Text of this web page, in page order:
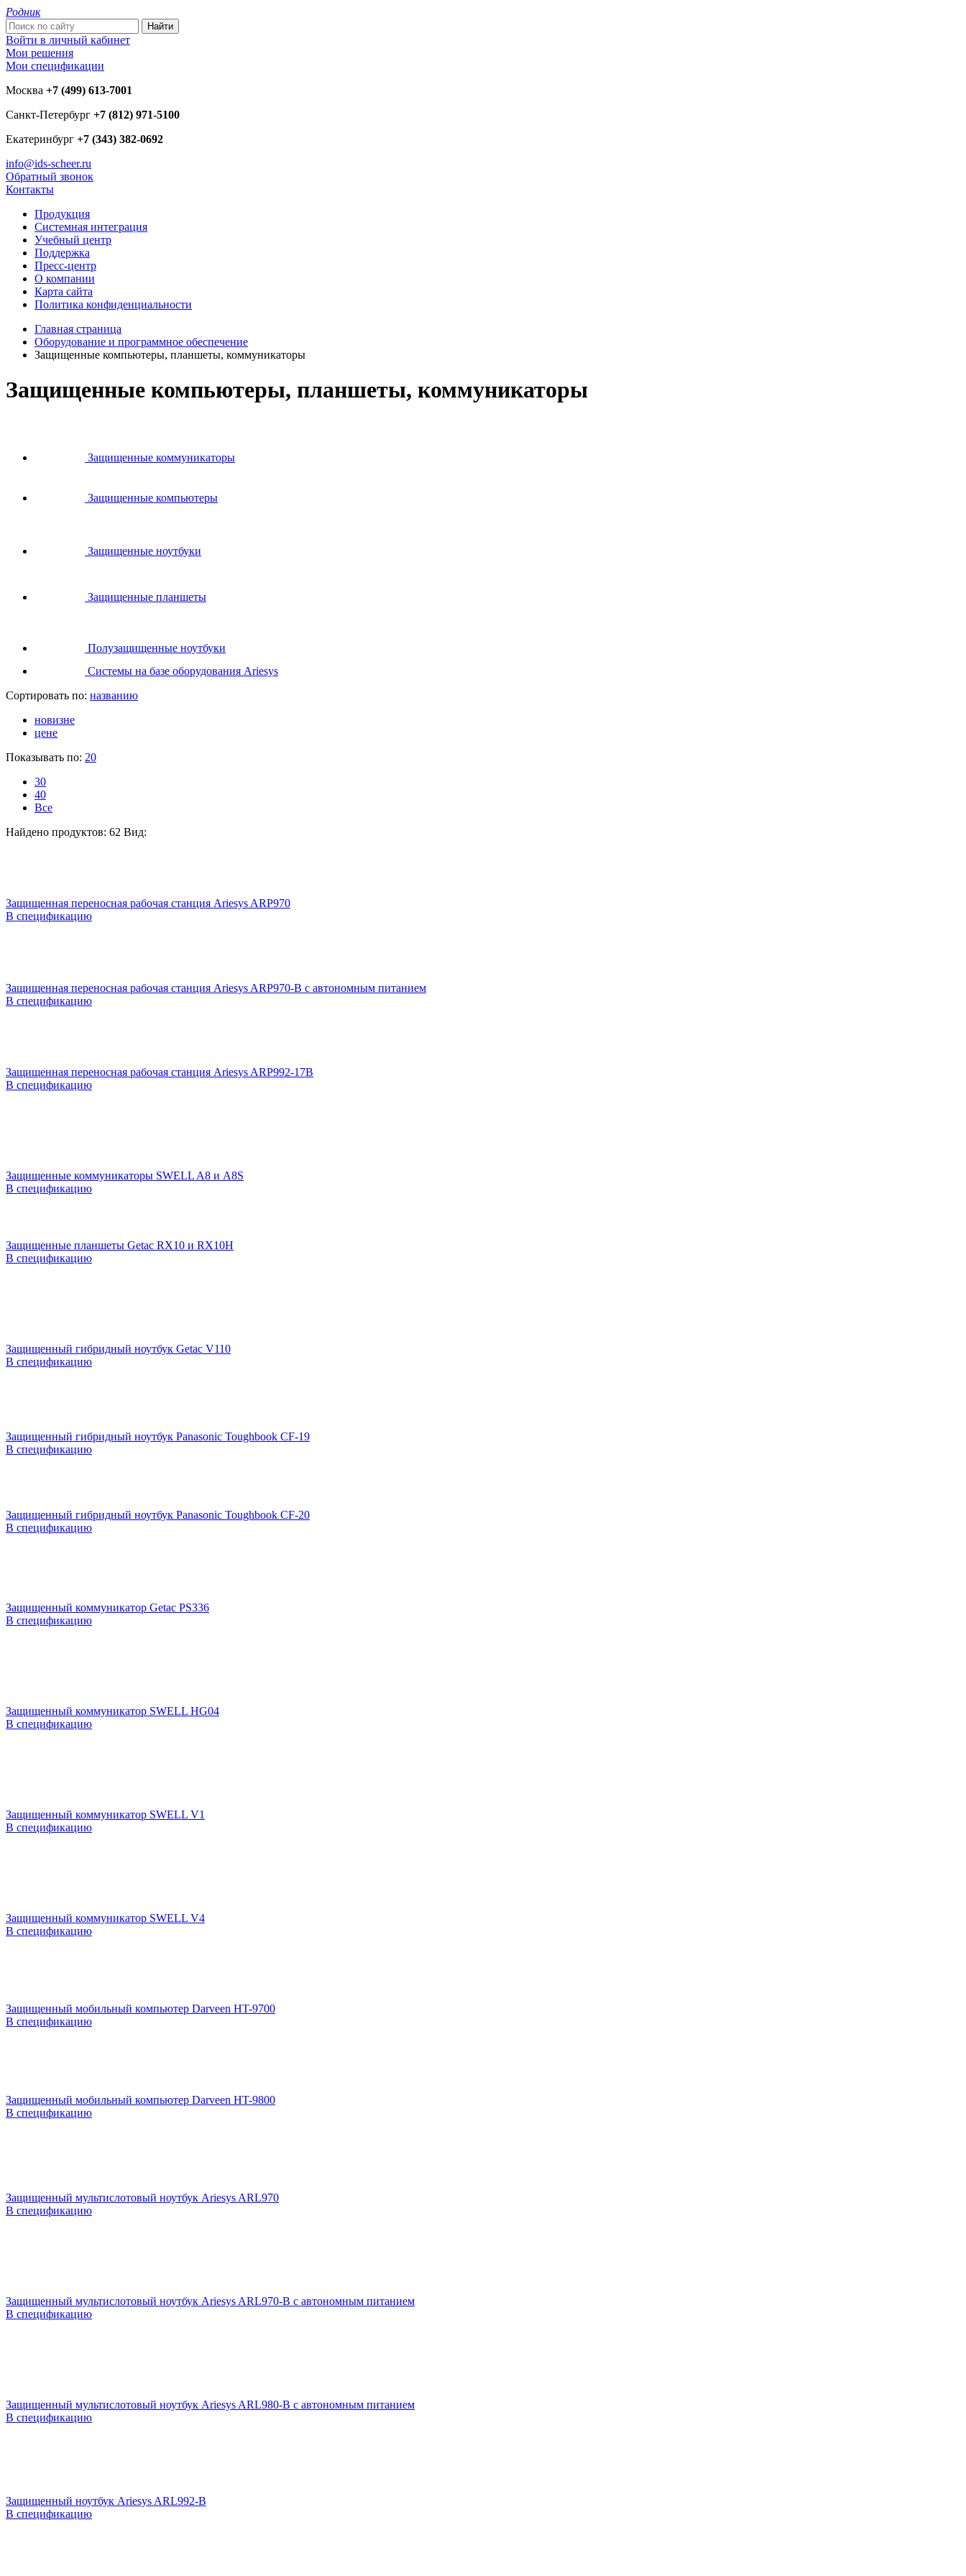
Родник
Войти в личный кабинет
Мои решения
Мои спецификации
Москва +7 (499) 613-7001
Санкт-Петербург +7 (812) 971-5100
Екатеринбург +7 (343) 382-0692
info@ids-scheer.ru
Обратный звонок
Контакты
Продукция
Системная интеграция
Учебный центр
Поддержка
Пресс-центр
О компании
Карта сайта
Политика конфиденциальности
Главная страница
Оборудование и программное обеспечение
Защищенные компьютеры, планшеты, коммуникаторы
Защищенные компьютеры, планшеты, коммуникаторы
Защищенные коммуникаторы
Защищенные компьютеры
Защищенные ноутбуки
Защищенные планшеты
Полузащищенные ноутбуки
Системы на базе оборудования Ariesys
Сортировать по: названию
новизне
цене
Показывать по: 20
30
40
Все
Найдено продуктов: 62 Вид:
Защищенная переносная рабочая станция Ariesys ARP970
В спецификацию
Защищенная переносная рабочая станция Ariesys ARP970-B с автономным питанием
В спецификацию
Защищенная переносная рабочая станция Ariesys ARP992-17B
В спецификацию
Защищенные коммуникаторы SWELL A8 и A8S
В спецификацию
Защищенные планшеты Getac RX10 и RX10H
В спецификацию
Защищенный гибридный ноутбук Getac V110
В спецификацию
Защищенный гибридный ноутбук Panasonic Toughbook CF-19
В спецификацию
Защищенный гибридный ноутбук Panasonic Toughbook CF-20
В спецификацию
Защищенный коммуникатор Getac PS336
В спецификацию
Защищенный коммуникатор SWELL HG04
В спецификацию
Защищенный коммуникатор SWELL V1
В спецификацию
Защищенный коммуникатор SWELL V4
В спецификацию
Защищенный мобильный компьютер Darveen HT-9700
В спецификацию
Защищенный мобильный компьютер Darveen HT-9800
В спецификацию
Защищенный мультислотовый ноутбук Ariesys ARL970
В спецификацию
Защищенный мультислотовый ноутбук Ariesys ARL970-B с автономным питанием
В спецификацию
Защищенный мультислотовый ноутбук Ariesys ARL980-B с автономным питанием
В спецификацию
Защищенный ноутбук Ariesys ARL992-B
В спецификацию